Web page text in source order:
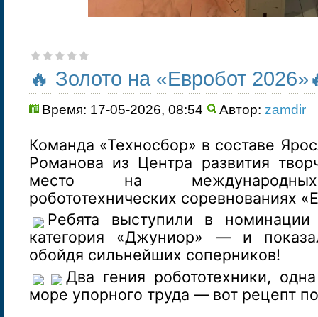
🔥 Золото на «Евробот
Время: 17-05-2026, 08:54 Автор: zamdir
Команда «Техносбор» в составе
Романова из Центра развития
место на
робототехнических соревнованиях
Ребята выступили в
категория «Джуниор» — и
обойдя сильнейших соперников!
Два гения робототехники,
море упорного труда — вот рецепт